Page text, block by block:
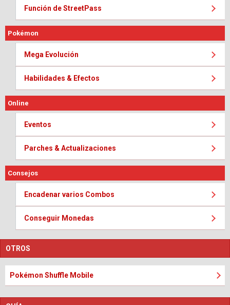
Función de StreetPass
Pokémon
Mega Evolución
Habilidades & Efectos
Online
Eventos
Parches & Actualizaciones
Consejos
Encadenar varios Combos
Conseguir Monedas
OTROS
Pokémon Shuffle Mobile